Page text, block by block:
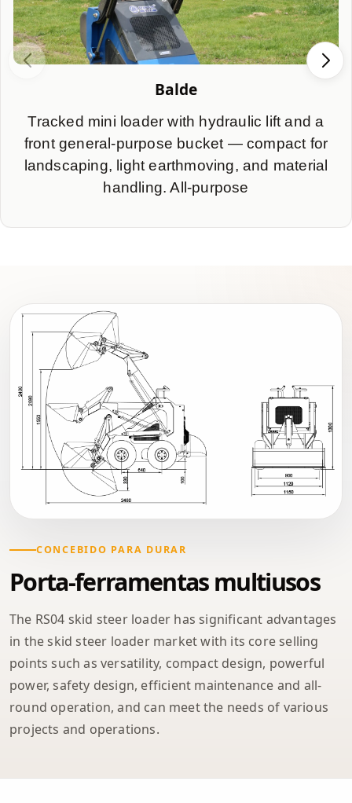
Balde
Tracked mini loader with hydraulic lift and a
front general-purpose bucket — compact for
landscaping, light earthmoving, and material
handling. All-purpose
CONCEBIDO PARA DURAR
Porta-ferramentas multiusos
The RS04 skid steer loader has significant advantages
in the skid steer loader market with its core selling
points such as versatility, compact design, powerful
power, safety design, efficient maintenance and all-
round operation, and can meet the needs of various
projects and operations.